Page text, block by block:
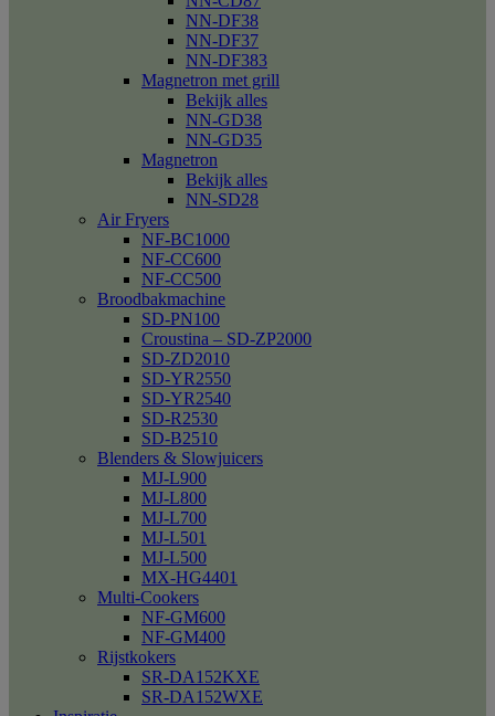
NN-DF38
NN-DF37
NN-DF383
Magnetron met grill
Bekijk alles
NN-GD38
NN-GD35
Magnetron
Bekijk alles
NN-SD28
Air Fryers
NF-BC1000
NF-CC600
NF-CC500
Broodbakmachine
SD-PN100
Croustina – SD-ZP2000
SD-ZD2010
SD-YR2550
SD-YR2540
SD-R2530
SD-B2510
Blenders & Slowjuicers
MJ-L900
MJ-L800
MJ-L700
MJ-L501
MJ-L500
MX-HG4401
Multi-Cookers
NF-GM600
NF-GM400
Rijstkokers
SR-DA152KXE
SR-DA152WXE